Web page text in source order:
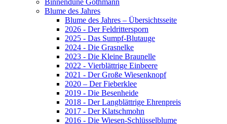
Binnendüne Gothmann
Blume des Jahres
Blume des Jahres – Übersichtsseite
2026 - Der Feldrittersporn
2025 - Das Sumpf-Blutauge
2024 - Die Grasnelke
2023 - Die Kleine Braunelle
2022 - Vierblättrige Einbeere
2021 - Der Große Wiesenknopf
2020 – Der Fieberklee
2019 - Die Besenheide
2018 - Der Langblättrige Ehrenpreis
2017 - Der Klatschmohn
2016 - Die Wiesen-Schlüsselblume